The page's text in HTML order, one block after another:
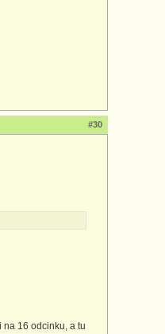
#30
16 odcinku, a tu